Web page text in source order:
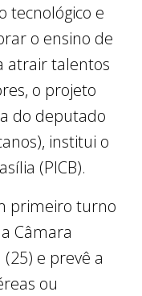
tecnológico e
o ensino de
atrair talentos
o projeto
do deputado
institui o
(PICB).
primeiro turno
Câmara
e prevê a
ou